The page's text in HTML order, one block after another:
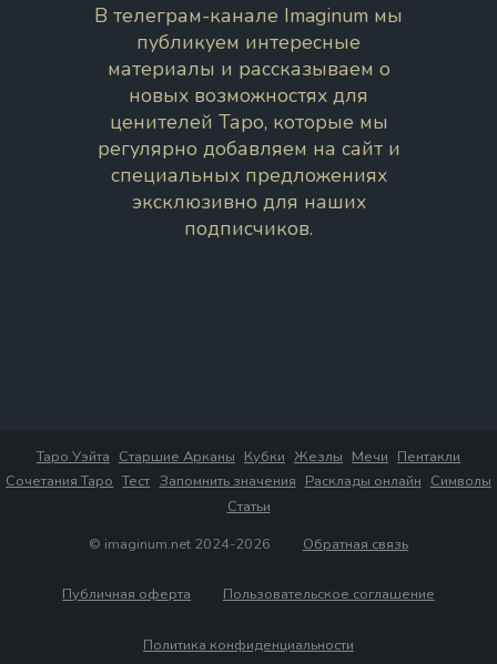
В телеграм-канале Imaginum мы
публикуем интересные
материалы и рассказываем о
новых возможностях для
ценителей Таро, которые мы
регулярно добавляем на сайт и
специальных предложениях
эксклюзивно для наших
подписчиков.
Таро Уэйта Старшие Арканы Кубки Жезлы Мечи Пентакли
Сочетания Таро Тест Запомнить значения Расклады онлайн Символы
Статьи
© imaginum.net 2024-2026
Обратная связь
Публичная оферта Пользовательское соглашение
Политика конфиденциальности